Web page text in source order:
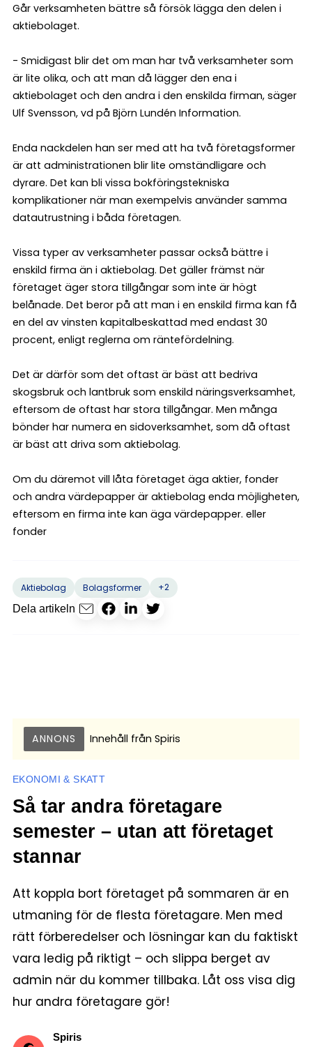
Går verksamheten bättre så försök lägga den delen i
aktiebolaget.
- Smidigast blir det om man har två verksamheter som
är lite olika, och att man då lägger den ena i
aktiebolaget och den andra i den enskilda firman, säger
Ulf Svensson, vd på Björn Lundén Information.
Enda nackdelen han ser med att ha två företagsformer
är att administrationen blir lite omständligare och
dyrare. Det kan bli vissa bokföringstekniska
komplikationer när man exempelvis använder samma
datautrustning i båda företagen.
Vissa typer av verksamheter passar också bättre i
enskild firma än i aktiebolag. Det gäller främst när
företaget äger stora tillgångar som inte är högt
belånade. Det beror på att man i en enskild firma kan få
en del av vinsten kapitalbeskattad med endast 30
procent, enligt reglerna om räntefördelning.
Det är därför som det oftast är bäst att bedriva
skogsbruk och lantbruk som enskild näringsverksamhet,
eftersom de oftast har stora tillgångar. Men många
bönder har numera en sidoverksamhet, som då oftast
är bäst att driva som aktiebolag.
Om du däremot vill låta företaget äga aktier, fonder
och andra värdepapper är aktiebolag enda möjligheten,
eftersom en firma inte kan äga värdepapper. eller
fonder
Aktiebolag Bolagsformer
+2
Dela artikeln
ANNONS Innehåll från Spiris
EKONOMI & SKATT
Så tar andra företagare
semester – utan att företaget
stannar
Att koppla bort företaget på sommaren är en
utmaning för de flesta företagare. Men med
rätt förberedelser och lösningar kan du faktiskt
vara ledig på riktigt – och slippa berget av
admin när du kommer tillbaka. Låt oss visa dig
hur andra företagare gör!
Spiris